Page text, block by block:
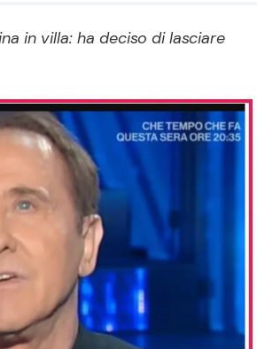
Le Ricette in TV
Ricette Facili e Veloci
Ricette Feste
Ricette per Bambini
in villa: ha deciso di lasciare